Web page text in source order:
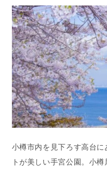
小樽市内を見下ろす高台
トが美しい手宮公園。小